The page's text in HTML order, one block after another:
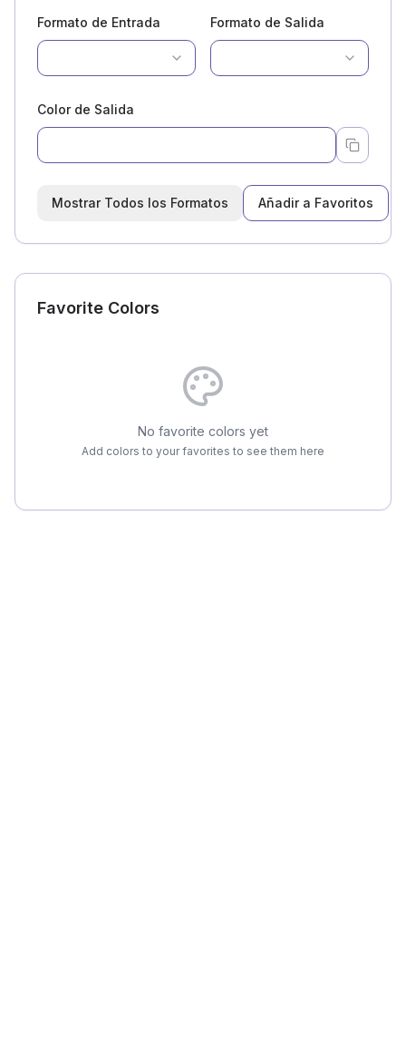
Formato de Entrada Formato de Salida
Color de Salida
Mostrar Todos los Formatos Añadir a Favoritos
Favorite Colors
No favorite colors yet
Add colors to your favorites to see them here